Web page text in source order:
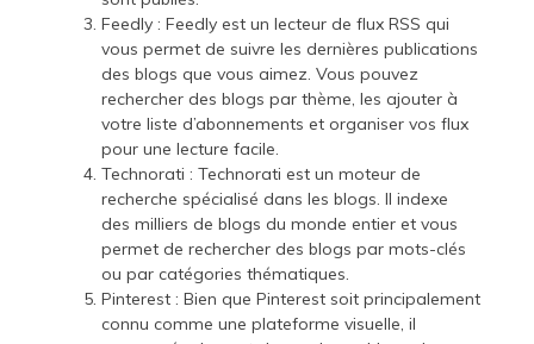
Feedly : Feedly est un lecteur de flux RSS qui
vous permet de suivre les dernières publications
des blogs que vous aimez. Vous pouvez
rechercher des blogs par thème, les ajouter à
votre liste d’abonnements et organiser vos flux
pour une lecture facile.
Technorati : Technorati est un moteur de
recherche spécialisé dans les blogs. Il indexe
des milliers de blogs du monde entier et vous
permet de rechercher des blogs par mots-clés
ou par catégories thématiques.
Pinterest : Bien que Pinterest soit principalement
connu comme une plateforme visuelle, il